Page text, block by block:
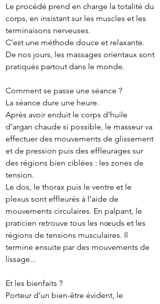
Le procédé prend en charge la totalité du
corps, en insistant sur les muscles et les
terminaisons nerveuses.
C’est une méthode douce et relaxante.
De nos jours, les massages orientaux sont
pratiqués partout dans le monde.
Comment se passe une séance ?
La séance dure une heure.
Après avoir enduit le corps d’huile
d’argan chaude si possible, le masseur va
effectuer des mouvements de glissement
et de pression puis des effleurages sur
des régions bien ciblées : les zones de
tension.
Le dos, le thorax puis le ventre et le
plexus sont effleurés à l’aide de
mouvements circulaires. En palpant, le
praticien retrouve tous les nœuds et les
régions de tensions musculaires. Il
termine ensuite par des mouvements de
lissage...
Et les bienfaits ?
Porteur d’un bien-être évident, le